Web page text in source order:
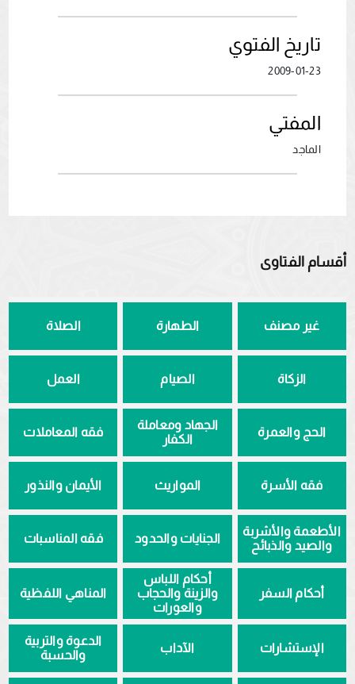
تاريخ الفتوي
2009-01-23
المفتي
الماجد
أقسام الفتاوى
غير مصنف الطهارة الصلاة
الزكاة الصيام العمل
الحج والعمرة
الجهاد ومعاملة
الكفار
فقه المعاملات
فقه الأسرة المواريث الأيمان والنذور
الأطعمة والأشربة
والصيد والذبائح
الجنايات والحدود فقه المناسبات
أحكام السفر
أحكام اللباس
والزينة والحجاب
والعورات
المناهي اللفظية
الإستشارات الآداب
الدعوة والتربية
والحسبة